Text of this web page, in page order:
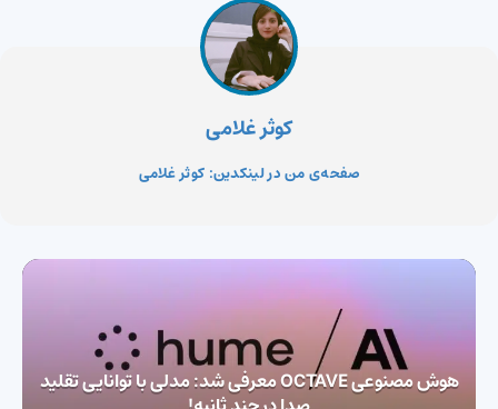
کوثر غلامی
صفحه‌ی من در لینکدین: کوثر غلامی
هوش مصنوعی OCTAVE معرفی شد:‌ مدلی با توانایی تقلید